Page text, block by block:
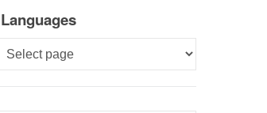
Languages
Languages